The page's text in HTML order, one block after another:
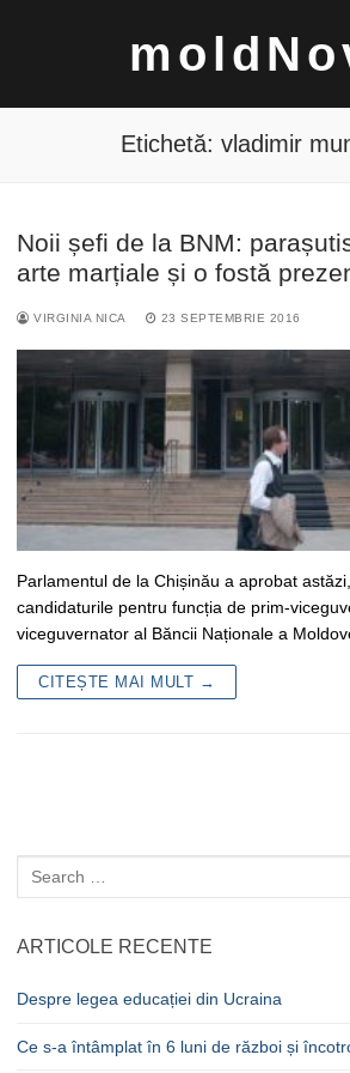
Caută
Etichetă: vladimir
Noii șefi de la BNM:
arte marțiale și o fostă
VIRGINIA NICA 23 SEPTEMBRIE 2016
Parlamentul de la Chișinău a aprobat
candidaturile pentru funcția de prim-
viceguvernator al Băncii Naționale a
CITEȘTE MAI MULT →
Caută
după:
ARTICOLE RECENTE
Despre legea educației din Ucraina
Ce s-a întâmplat în 6 luni de război și